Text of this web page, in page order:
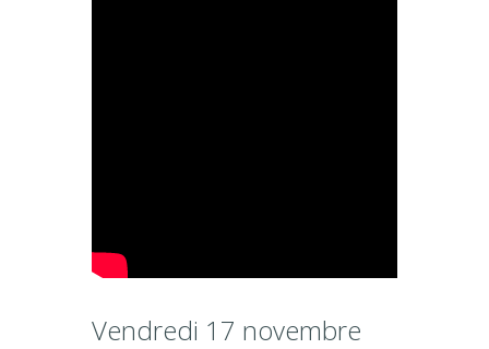
Vendredi 17 novembre